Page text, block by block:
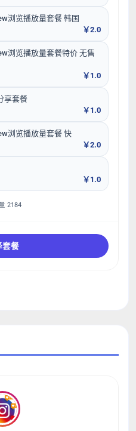
浏览播放量套餐 韩国
￥2.0
浏览播放量套餐特价 无售
￥1.0
享套餐
￥1.0
浏览播放量套餐 快
￥2.0
￥1.0
2184
套餐